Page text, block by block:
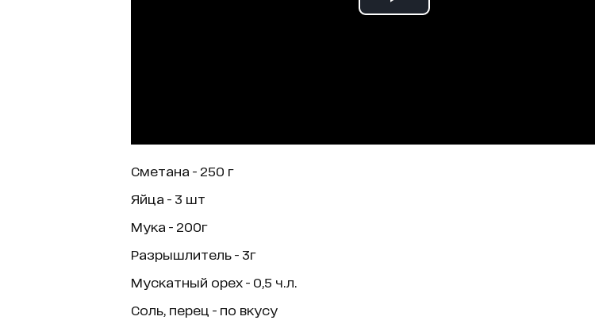
Сметана - 250 г
Яйца - 3 шт
Мука - 200г
Разрышлитель - 3г
Мускатный орех - 0,5 ч.л.
Соль, перец - по вкусу